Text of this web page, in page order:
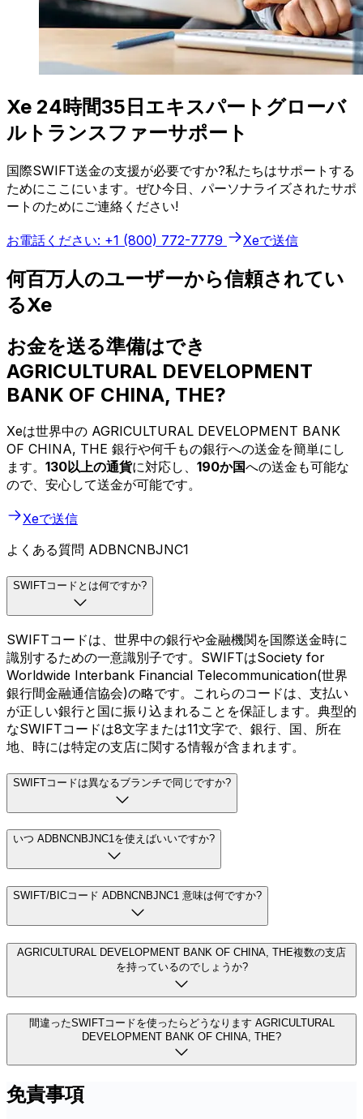
Xe 24時間35日エキスパートグローバ
ルトランスファーサポート
国際SWIFT送金の支援が必要ですか?私たちはサポートする
ためにここにいます。ぜひ今日、パーソナライズされたサポ
ートのためにご連絡ください!
お電話ください: +1 (800) 772-7779 Xeで送信
何百万人のユーザーから信頼されてい
るXe
お金を送る準備はでき
AGRICULTURAL DEVELOPMENT
BANK OF CHINA, THE?
Xeは世界中の AGRICULTURAL DEVELOPMENT BANK
OF CHINA, THE 銀行や何千もの銀行への送金を簡単にし
ます。 130以上の通貨に対応し、 190か国への送金も可能な
ので、安心して送金が可能です。
Xeで送信
よくある質問 ADBNCNBJNC1
SWIFTコードとは何ですか?
SWIFTコードは、世界中の銀行や金融機関を国際送金時に
識別するための一意識別子です。SWIFTはSociety for
Worldwide Interbank Financial Telecommunication(世界
銀行間金融通信協会)の略です。これらのコードは、支払い
が正しい銀行と国に振り込まれることを保証します。典型的
なSWIFTコードは8文字または11文字で、銀行、国、所在
地、時には特定の支店に関する情報が含まれます。
SWIFTコードは異なるブランチで同じですか?
いつ ADBNCNBJNC1を使えばいいですか?
SWIFT/BICコード ADBNCNBJNC1 意味は何ですか?
AGRICULTURAL DEVELOPMENT BANK OF CHINA, THE複数の支店
を持っているのでしょうか?
間違ったSWIFTコードを使ったらどうなります AGRICULTURAL
DEVELOPMENT BANK OF CHINA, THE?
免責事項